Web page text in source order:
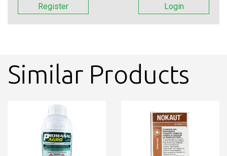
Register Login
Similar Products